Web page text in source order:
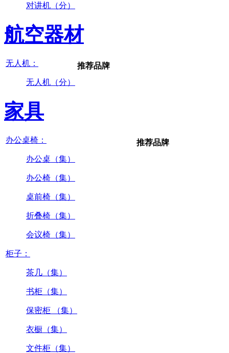
对讲机（分）
航空器材
无人机：
无人机（分）
推荐品牌
家具
办公桌椅：
办公桌（集）
办公椅（集）
桌前椅（集）
折叠椅（集）
会议椅（集）
柜子：
茶几（集）
书柜（集）
保密柜 （集）
衣橱（集）
文件柜（集）
推荐品牌